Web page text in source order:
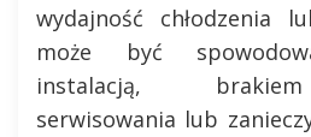
wydajność chłodzenia
może być
instalacją,
serwisowania lub